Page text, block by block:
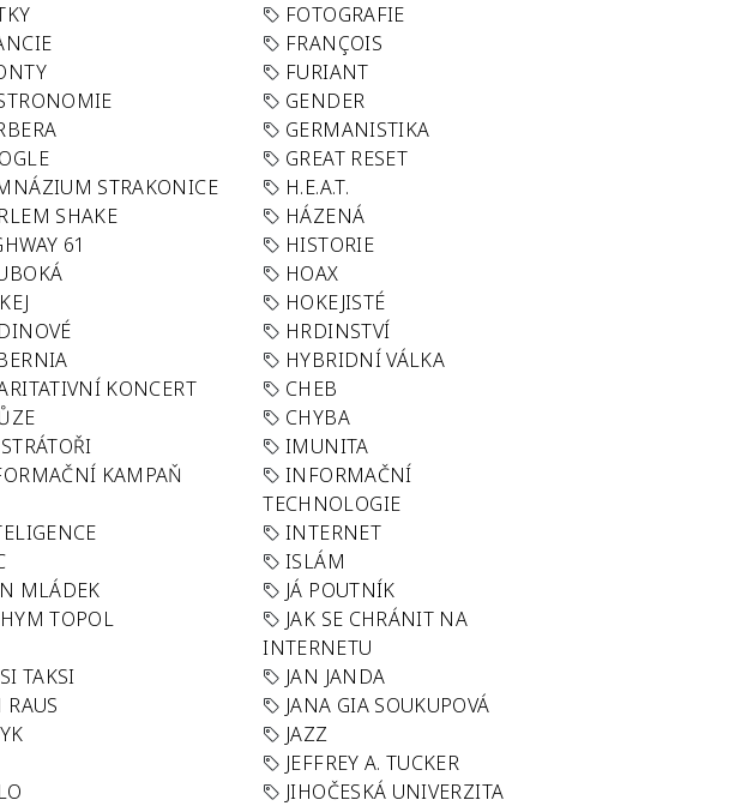
FOTOGRAFIE
FRANÇOIS
FURIANT
GENDER
GERMANISTIKA
GREAT RESET
STRAKONICE
H.E.A.T.
SHAKE
HÁZENÁ
61
HISTORIE
HOAX
HOKEJISTÉ
HRDINSTVÍ
HYBRIDNÍ VÁLKA
KONCERT
CHEB
CHYBA
IMUNITA
KAMPAŇ
INFORMAČNÍ
TECHNOLOGIE
INTERNET
ISLÁM
MLÁDEK
JÁ POUTNÍK
TOPOL
JAK SE CHRÁNIT NA
INTERNETU
TAKSI
JAN JANDA
RAUS
JANA GIA SOUKUPOVÁ
JAZZ
JEFFREY A. TUCKER
JIHOČESKÁ UNIVERZITA